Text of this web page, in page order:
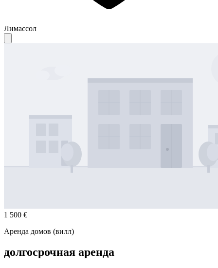
Лимассол
1 500 €
Аренда домов (вилл)
долгосрочная аренда